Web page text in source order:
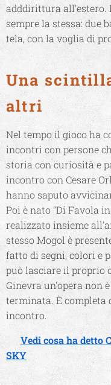
adddirittura all'estero.
sempre la stessa: due
tela, con la voglia di
Una
altri
Nel tempo il gioco ha
incontri con persone
storia con curiosità e
incontro con Cesare
hanno saputo
Poi è nato "Di Favola
realizzato insieme
stesso Mogol è
fatto di segni, colori e
può lasciare il proprio
Ginevra un'opera non
terminata. È completa
incontro.
Vedi cosa ha detto
SKY